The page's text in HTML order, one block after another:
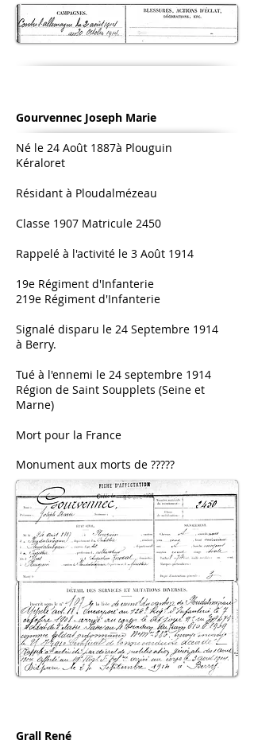
Gourvennec Joseph Marie
Né le 24 Août 1887à Plouguin
Kéraloret
Résidant à Ploudalmézeau
Classe 1907 Matricule 2450
Rappelé à l'activité le 3 Août 1914
19e Régiment d'Infanterie
219e Régiment d'Infanterie
Signalé disparu le 24 Septembre 1914
à Berry.
Tué à l'ennemi le 24 septembre 1914
Région de Saint Soupplets (Seine et
Marne)
Mort pour la France
Monument aux morts de ?????
Grall René